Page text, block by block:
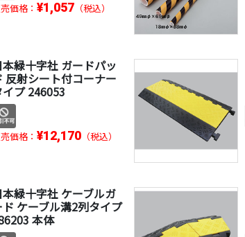
価格： ¥1,057 （税込）
本緑十字社 ガードパッ
反射シート付コーナー
イプ 246053
価格： ¥12,170 （税込）
本緑十字社 ケーブルガ
ド ケーブル溝2列タイプ
本体